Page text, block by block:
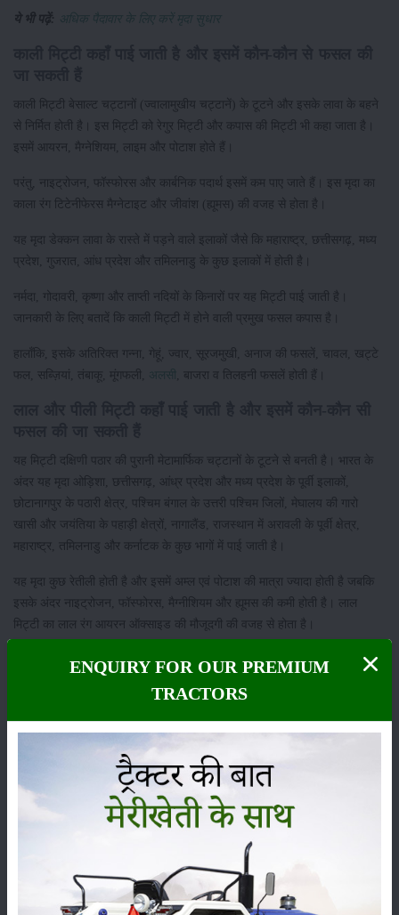
ये भी पढ़ें: अधिक पैदावार के लिए करें मृदा सुधार
काली मिट्टी बेसाल्ट चट्टानों (ज्वालामुखीय चट्टानें) के टूटने और इसके लावा के बहने
से निर्मित होती है। इस मिट्टी को रेगुर मिट्टी और कपास की मिट्टी भी कहा जाता है।
इसमें आयरन, मैग्नेशियम, लाइम और पोटाश होते हैं।
परंतु, नाइट्रोजन, फॉस्फोरस और कार्बनिक पदार्थ इसमें कम पाए जाते हैं। इस मृदा का
काला रंग टिटेनीफेरस मैग्नेटाइट और जीवांश (ह्यूमस) की वजह से होता है।
यह मृदा डेक्कन लावा के रास्ते में पड़ने वाले इलाकों जैसे कि महाराष्ट्र, छत्तीसगढ़, मध्य
प्रदेश, गुजरात, आंध प्रदेश और तमिलनाडु के कुछ इलाकों में होती है।
नर्मदा, गोदावरी, कृष्णा और ताप्ती नदियों के किनारों पर यह मिट्टी पाई जाती है।
जानकारी के लिए बतादें कि काली मिट्टी में होने वाली प्रमुख फसल कपास है।
हालाँकि, इसके अतिरिक्त गन्ना, गेहूं, ज्वार, सूरजमुखी, अनाज की फसलें, चावल, खट्टे
फल, सब्ज़ियां, तंबाकू, मूंगफली,
अलसी , बाजरा व तिलहनी फसलें होती हैं।
यह मिट्टी दक्षिणी पठार की पुरानी मेटामार्फिक चट्टानों के टूटने से बनती है। भारत के
अंदर यह मृदा ओड़िशा, छत्तीसगढ़, आंध्र प्रदेश और मध्य प्रदेश के पूर्वी इलाकों,
छोटानागपुर के पठारी क्षेत्र, पश्चिम बंगाल के उत्तरी पश्चिम जिलों, मेघालय की गारो
खासी और जयंतिया के पहाड़ी क्षेत्रों, नागालैंड, राजस्थान में अरावली के पूर्वी क्षेत्र,
महाराष्ट्र, तमिलनाडु और कर्नाटक के कुछ भागों में पाई जाती है।
यह मृदा कुछ रेतीली होती है और इसमें अम्ल एवं पोटाश की मात्रा ज्यादा होती है जबकि
इसके अंदर नाइट्रोजन, फॉस्फोरस, मैग्नीशियम और ह्यूमस की कमी होती है। लाल
मिट्टी का लाल रंग आयरन ऑक्साइड की मौजूदगी की वजह से होता है।
परंतु, जलयोजित तौर पर यह पीली दिखाई पड़ती है। चावल, गेहूं, गन्ना, मक्का,
अच्छी सिंचाई व्यवस्था करके उगाई जा सकती हैं।
लैटेराइट मिट्टी कहाँ पाई जाती है और इसमें कौन-कौन सी फसल
लैटेराइट मृदा पहाड़ियों एवं ऊंची चट्टानों की चोटी से निर्मित होती है। मानसूनी जलवायु
के शुष्क एवं नम होने का जो बदलाव होता है, उससे इस मृदा को निर्मित होने में सहायता
मृदा में अम्ल एवं आयरन अधिक होता है। वहीं फॉस्फोरस, नाइट्रोजन, कैल्शियम और
ह्यूमस की कमी होती है। इस मृदा को गहरी लाल लैटेराइट, सफेद लैटेराइट एवं भूमिगत
जलवायी लैटेराइट में विभाजित किया जाता है।
ENQUIRY FOR OUR PREMIUM
TRACTORS